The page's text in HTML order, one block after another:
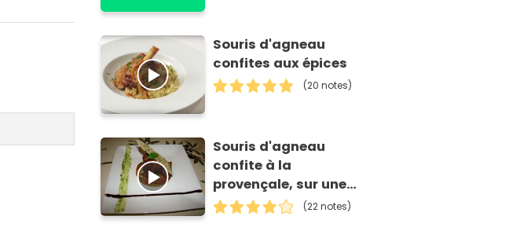
Souris d'agneau
confites aux épices
(20 notes)
Souris d'agneau
confite à la
provençale, sur une
tarte fine de légumes
(22 notes)